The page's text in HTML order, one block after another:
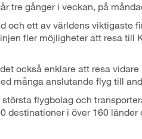
tre gånger i veckan, på
och ett av världens viktigaste
fler möjligheter att resa till
också enklare att resa
många anslutande flyg till
flygbolag och
destinationer i över 160 länder